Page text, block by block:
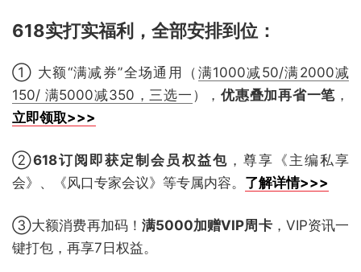
618实打实福利，全部安排到位 ：
① 大额“满减券”全场通用（ 满1000减50/满2000减
150/ 满5000减350，三选一 ），优惠叠加再省一笔 ，
立即领取>>>
②618订阅即获定制会员权益包 ，尊享《主编私享
会》、《风口专家会议》等专属内容。 了解详情>>>
③大额消费再加码！ 满5000加赠VIP周卡，VIP资讯一
键打包，再享7日权益。